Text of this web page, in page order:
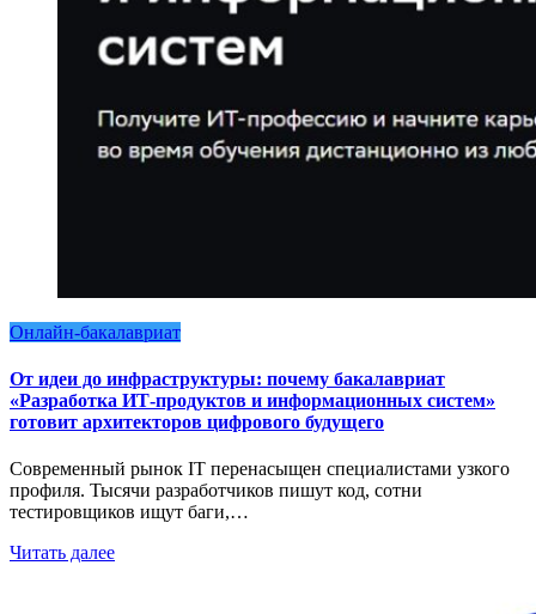
Онлайн-бакалавриат
От идеи до инфраструктуры: почему бакалавриат
«Разработка ИТ-продуктов и информационных систем»
готовит архитекторов цифрового будущего
Современный рынок IT перенасыщен специалистами узкого
профиля. Тысячи разработчиков пишут код, сотни
тестировщиков ищут баги,…
Читать далее